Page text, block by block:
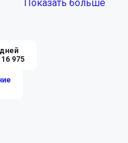
он станет вашим
независимо от
и комфорт
до семи
Показать больше
16 975